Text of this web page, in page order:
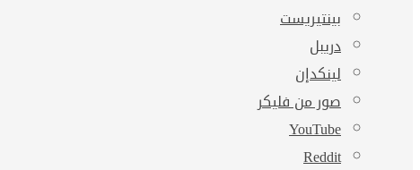
بينتيريست
دريبل
لينكدإن
صور من فليكر
‫YouTube